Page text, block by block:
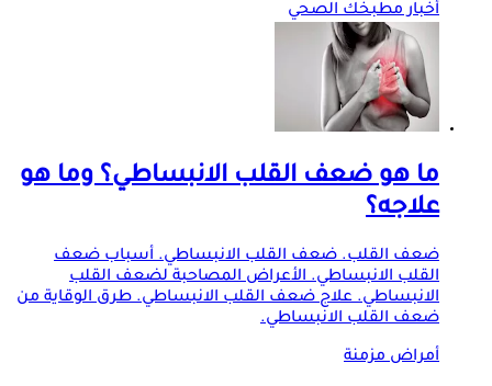
أخبار مطبخك الصحي
ما هو ضعف القلب الانبساطي؟ وما هو
علاجه؟
ضعف القلب. ضعف القلب الانبساطي. أسباب ضعف
القلب الانبساطي. الأعراض المصاحبة لضعف القلب
الانبساطي. علاج ضعف القلب الانبساطي. طرق الوقاية من
ضعف القلب الانبساطي.
أمراض مزمنة